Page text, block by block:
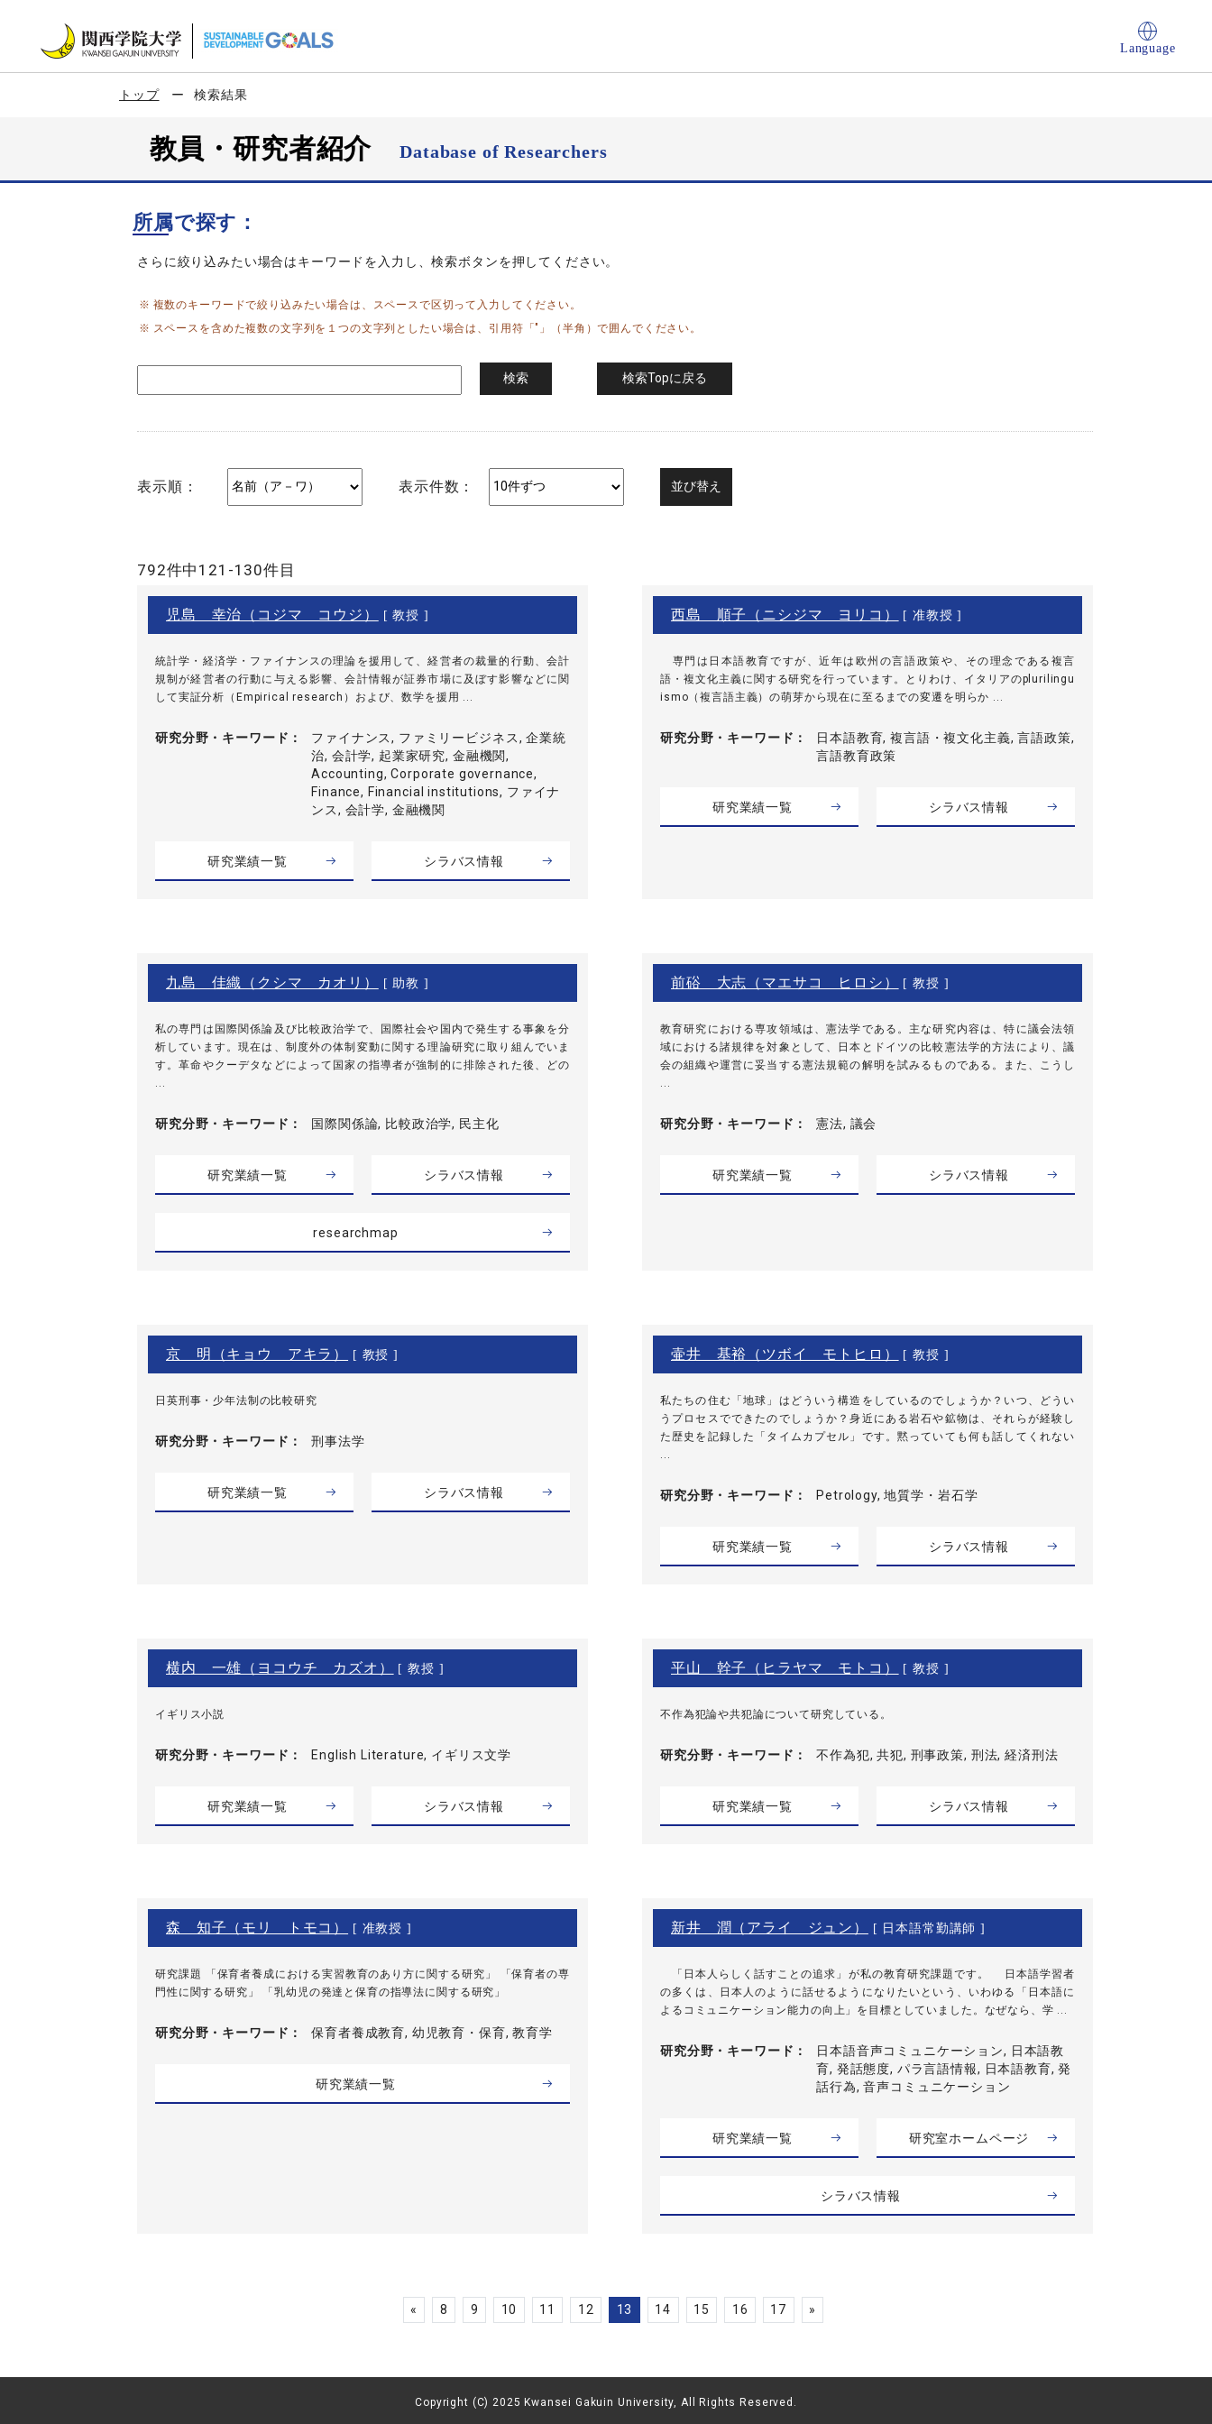
Language
トップ 検索結果
教員・研究者紹介Database of Researchers
所属で探す：
さらに絞り込みたい場合はキーワードを入力し、検索ボタンを押してください。
複数のキーワードで絞り込みたい場合は、スペースで区切って入力してください。
スペースを含めた複数の文字列を１つの文字列としたい場合は、引用符「"」（半角）で囲んでください。
表示順： 表示件数：
792件中121-130件目
児島 幸治（コジマ コウジ） [ 教授 ]
統計学・経済学・ファイナンスの理論を援用して、経営者の裁量的行動、会計
規制が経営者の行動に与える影響、会計情報が証券市場に及ぼす影響などに関
して実証分析（Empirical research）および、数学を援用 ...
研究分野・ キーワード
ファイナンス, ファミリービジネス, 企業統
治, 会計学, 起業家研究, 金融機関,
Accounting, Corporate governance,
Finance, Financial institutions, ファイナ
ンス, 会計学, 金融機関
研究業績一覧 シラバス情報
西島 順子（ニシジマ ヨリコ） [ 准教授 ]
専門は日本語教育ですが、近年は欧州の言語政策や、その理念である複言
語・複文化主義に関する研究を行っています。とりわけ、イタリアのplurilingu
ismo（複言語主義）の萌芽から現在に至るまでの変遷を明らか ...
研究分野・ キーワード
日本語教育, 複言語・複文化主義, 言語政策,
言語教育政策
研究業績一覧 シラバス情報
九島 佳織（クシマ カオリ） [ 助教 ]
私の専門は国際関係論及び比較政治学で、国際社会や国内で発生する事象を分
析しています。現在は、制度外の体制変動に関する理論研究に取り組んでいま
す。革命やクーデタなどによって国家の指導者が強制的に排除された後、どの
研究分野・ キーワード 国際関係論, 比較政治学, 民主化
研究業績一覧 シラバス情報
researchmap
前硲 大志（マエサコ ヒロシ） [ 教授 ]
教育研究における専攻領域は、憲法学である。主な研究内容は、特に議会法領
域における諸規律を対象として、日本とドイツの比較憲法学的方法により、議
会の組織や運営に妥当する憲法規範の解明を試みるものである。また、こうし
研究分野・ キーワード 憲法, 議会
研究業績一覧 シラバス情報
京 明（キョウ アキラ） [ 教授 ]
日英刑事・少年法制の比較研究
研究分野・ キーワード 刑事法学
研究業績一覧 シラバス情報
壷井 基裕（ツボイ モトヒロ） [ 教授 ]
私たちの住む「地球」はどういう構造をしているのでしょうか？いつ、どうい
うプロセスでできたのでしょうか？身近にある岩石や鉱物は、それらが経験し
た歴史を記録した「タイムカプセル」です。黙っていても何も話してくれない
研究分野・ キーワード Petrology, 地質学・岩石学
研究業績一覧 シラバス情報
横内 一雄（ヨコウチ カズオ） [ 教授 ]
イギリス小説
研究分野・ キーワード English Literature, イギリス文学
研究業績一覧 シラバス情報
平山 幹子（ヒラヤマ モトコ） [ 教授 ]
不作為犯論や共犯論について研究している。
研究分野・ キーワード 不作為犯, 共犯, 刑事政策, 刑法, 経済刑法
研究業績一覧 シラバス情報
森 知子（モリ トモコ） [ 准教授 ]
研究課題 「保育者養成における実習教育のあり方に関する研究」 「保育者の専
門性に関する研究」 「乳幼児の発達と保育の指導法に関する研究」
研究分野・ キーワード 保育者養成教育, 幼児教育・保育, 教育学
研究業績一覧
新井 潤（アライ ジュン） [ 日本語常勤講師 ]
「日本人らしく話すことの追求」が私の教育研究課題です。 日本語学習者
の多くは、日本人のように話せるようになりたいという、いわゆる「日本語に
よるコミュニケーション能力の向上」を目標としていました。なぜなら、学 ...
研究分野・ キーワード
日本語音声コミュニケーション, 日本語教
育, 発話態度, パラ言語情報, 日本語教育, 発
話行為, 音声コミュニケーション
研究業績一覧 研究室ホームページ
シラバス情報
« 8 9 10 11 12 13 14 15 16 17 »
Copyright (C) 2025 Kwansei Gakuin University, All Rights Reserved.